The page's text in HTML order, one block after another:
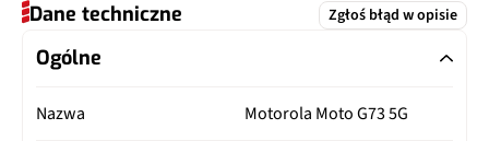
Dane techniczne Zgłoś błąd w opisie
Ogólne
Nazwa Motorola Moto G73 5G